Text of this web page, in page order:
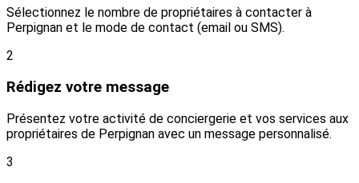
Sélectionnez le nombre de propriétaires à contacter à
Perpignan et le mode de contact (email ou SMS).
2
Rédigez votre message
Présentez votre activité de conciergerie et vos services aux
propriétaires de Perpignan avec un message personnalisé.
3